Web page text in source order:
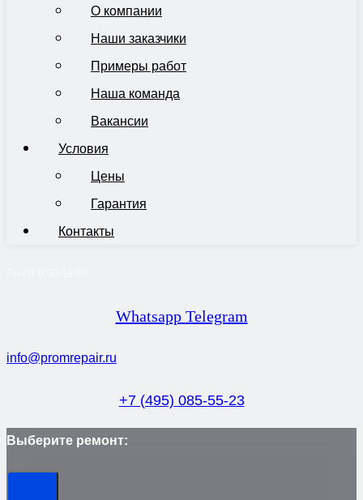
О компании
Наши заказчики
Примеры работ
Наша команда
Вакансии
Условия
Цены
Гарантия
Контакты
Whatsapp Telegram
info@promrepair.ru
+7 (495) 085-55-23
Выберите ремонт: